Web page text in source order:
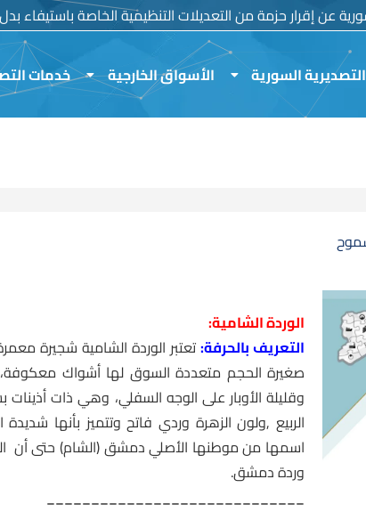
عن إقرار حزمة من التعديلات التنظيمية الخاصة باستيفاء
السورية الأسواق الخارجية خدمات
الوردة الشامية:
التعريف بالحرفة:تعتبر الوردة الشامية شجيرة
وقليلة الأوبار على الوجه السفلي، وهي ذات
اسمها من موطنها الأصلي دمشق (الشام) حتى أن
وردة دمشق.
_____________________________